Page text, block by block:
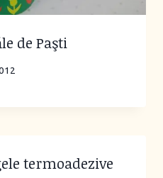
de Paşti
termoadezive